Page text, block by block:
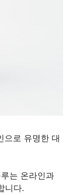
으로 유명한 대
는 온라인과
니다.